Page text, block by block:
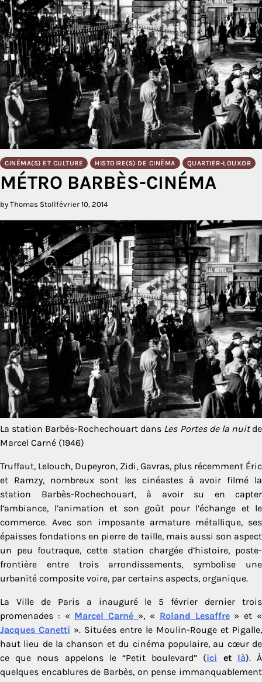
CINÉMA(S) ET CULTURE HISTOIRE(S) DE CINÉMA QUARTIER-LOUXOR
MÉTRO BARBÈS-CINÉMA
by Thomas Stollfévrier 10, 2014
La station Barbès-Rochechouart dans Les Portes de la nuitde
Marcel Carné (1946)
Truffaut, Lelouch, Dupeyron, Zidi, Gavras, plus récemment Éric
et Ramzy, nombreux sont les cinéastes à avoir filmé la
station Barbès-Rochechouart, à avoir su en capter
l’ambiance, l’animation et son goût pour l’échange et le
commerce. Avec son imposante armature métallique, ses
épaisses fondations en pierre de taille, mais aussi son aspect
un peu foutraque, cette station chargée d’histoire, poste-
frontière entre trois arrondissements, symbolise une
urbanité composite voire, par certains aspects, organique.
La Ville de Paris a inauguré le 5 février dernier trois
promenades : « Marcel Carné », « Roland Lesaffre» et «
Jacques Canetti ». Situées entre le Moulin-Rouge et Pigalle,
haut lieu de la chanson et du cinéma populaire, au cœur de
ce que nous appelons le “Petit boulevard” (ici et là). À
quelques encablures de Barbès, on pense immanquablement